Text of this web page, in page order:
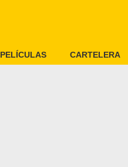
PELÍCULAS CARTELERA